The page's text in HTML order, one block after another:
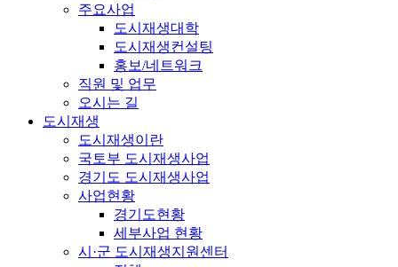
주요사업
도시재생대학
도시재생컨설팅
홍보/네트워크
직원 및 업무
오시는 길
도시재생
도시재생이란
국토부 도시재생사업
경기도 도시재생사업
사업현황
경기도현황
세부사업 현황
시·군 도시재생지원센터